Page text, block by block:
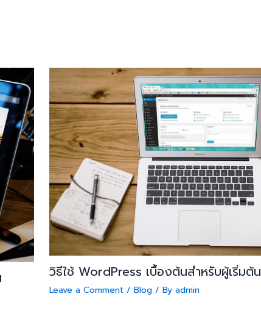
วิธีใช้ WordPress เบื้องต้นสำหรับผู้เริ่มต้น
Leave a Comment / Blog/ By admin